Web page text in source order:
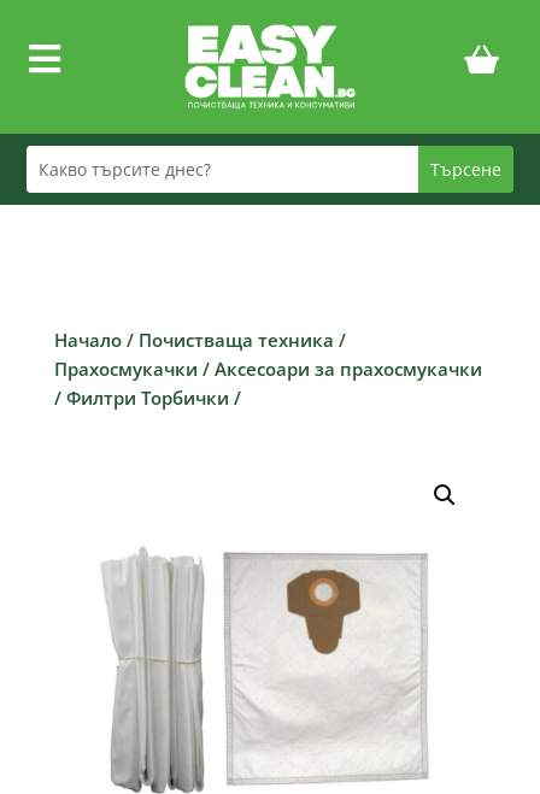

Начало/ Почистваща техника /
Прахосмукачки / Аксесоари за прахосмукачки
/ Филтри Торбички /